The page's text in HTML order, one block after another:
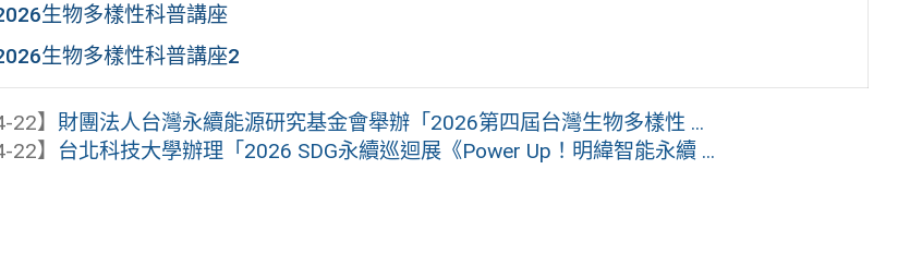
生物多樣性科普講座
生物多樣性科普講座2
22】 財團法人台灣永續能源研究基金會舉辦「2026第四屆台灣生物多樣性 ...
22】 台北科技大學辦理「2026 SDG永續巡迴展《Power Up！明緯智能永續 ...